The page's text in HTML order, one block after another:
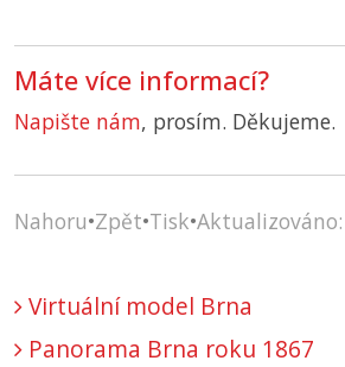
Máte více informací?
Napište nám, prosím. Děkujeme.
Nahoru•Zpět•Tisk•
Virtuální model Brna
Panorama Brna roku 1867